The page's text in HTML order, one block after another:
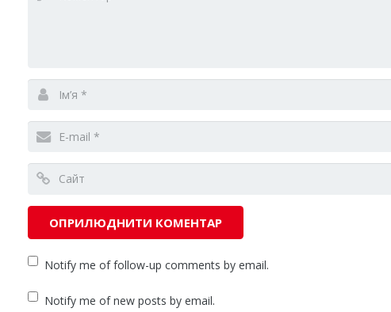
Notify me of follow-up comments by email.
Notify me of new posts by email.